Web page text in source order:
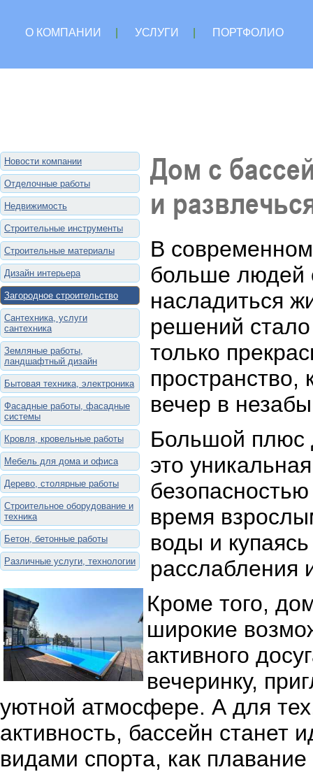
О КОМПАНИИ УСЛУГИ
ПОРТФОЛИО
Новости компании
Отделочные работы
Недвижимость
Строительные инструменты
Строительные материалы
Дизайн интерьера
Загородное строительство
Сантехника, услуги
сантехника
Земляные работы,
ландшафтный дизайн
Бытовая техника, электроника
Фасадные работы, фасадные
системы
Кровля, кровельные работы
Мебель для дома и офиса
Дерево, столярные работы
Строительное оборудование и
техника
Бетон, бетонные работы
Различные услуги, технологии
Дом с
и
В
больше людей
насладиться
решений
только
пространство,
вечер в
Большой плюс
это
время
воды и
расслабления
Кроме того,
широкие
активного
вечеринку,
уютной атмосфере. А для
активность, бассейн
видами спорта, как